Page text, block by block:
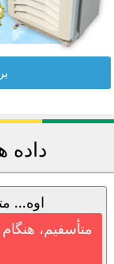
داده
اوه...
متأسفیم،